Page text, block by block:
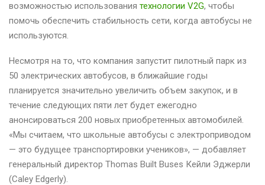
возможностью использования технологии V2G, чтобы
помочь обеспечить стабильность сети, когда автобусы не
используются.
Несмотря на то, что компания запустит пилотный парк из
50 электрических автобусов, в ближайшие годы
планируется значительно увеличить объем закупок, и в
течение следующих пяти лет будет ежегодно
анонсироваться 200 новых приобретенных автомобилей.
«Мы считаем, что школьные автобусы с электроприводом
— это будущее транспортировки учеников», — добавляет
генеральный директор Thomas Built Buses Кейли Эджерли
(Caley Edgerly).